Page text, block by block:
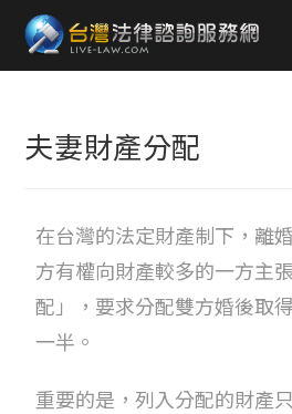
夫妻財產分配
在台灣的法定財產制下，離
方有權向財產較多的一方主
配」，要求分配雙方婚後取
一半。
重要的是，列入分配的財產